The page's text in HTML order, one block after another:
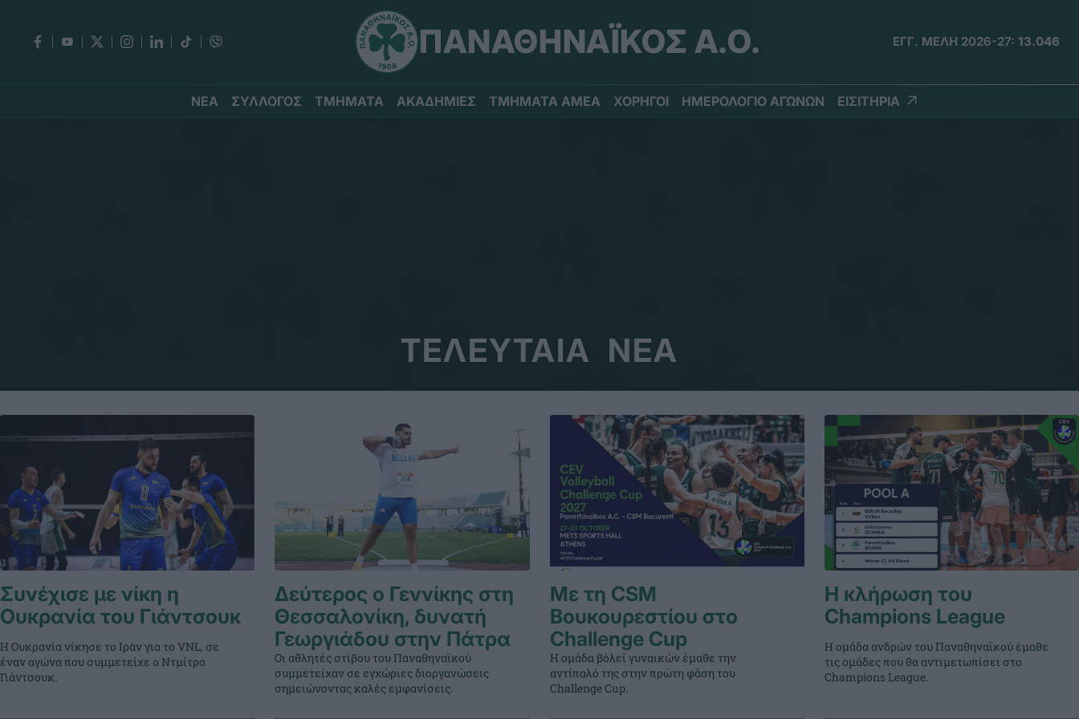
ΠΑΝΑΘΗΝΑΪΚΟΣ Α.Ο. ΕΓΓ. ΜΕΛΗ 2026-27: 13.046
ΝΕΑ ΣΥΛΛΟΓΟΣ ΤΜΗΜΑΤΑ ΑΚΑΔΗΜΙΕΣ ΤΜΗΜΑΤΑ ΑΜΕΑ ΧΟΡΗΓΟΙ ΗΜΕΡΟΛΟΓΙΟ ΑΓΩΝΩΝ ΕΙΣΙΤΗΡΙΑ
ΤΕΛΕΥΤΑΙΑ ΝΕΑ
Συνέχισε με νίκη η
Ουκρανία του Γιάντσουκ
Η Ουκρανία νίκησε το Ιράν για το VNL, σε
έναν αγώνα που συμμετείχε ο Ντμίτρο
Γιάντσουκ.
Δεύτερος ο Γεννίκης στη
Θεσσαλονίκη, δυνατή
Γεωργιάδου στην Πάτρα
Οι αθλητές στίβου του Παναθηναϊκού
συμμετείχαν σε εγχώριες διοργανώσεις
σημειώνοντας καλές εμφανίσεις.
Με τη CSM
Βουκουρεστίου στο
Challenge Cup
Η ομάδα βόλεϊ γυναικών έμαθε την
αντίπαλό της στην πρώτη φάση του
Challenge Cup.
Η κλήρωση του
Champions League
Η ομάδα ανδρών του Παναθηναϊκού έμαθε
τις ομάδες που θα αντιμετωπίσει στο
Champions League.